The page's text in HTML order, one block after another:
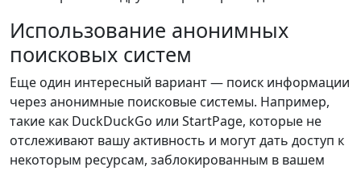
Использование анонимных
поисковых систем
Еще один интересный вариант — поиск информации
через анонимные поисковые системы. Например,
такие как DuckDuckGo или StartPage, которые не
отслеживают вашу активность и могут дать доступ к
некоторым ресурсам, заблокированным в вашем